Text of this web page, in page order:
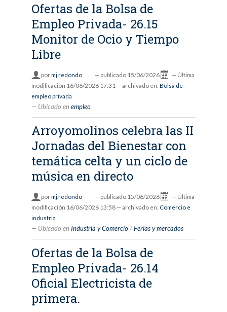
Ofertas de la Bolsa de
Empleo Privada- 26.15
Monitor de Ocio y Tiempo
Libre
pormj.redondo — publicado 15/06/2026 — Última
modificación 16/06/2026 17:31 — archivado en: Bolsa de
empleo privada
Ubicado en empleo
Arroyomolinos celebra las II
Jornadas del Bienestar con
temática celta y un ciclo de
música en directo
pormj.redondo — publicado 15/06/2026 — Última
modificación 16/06/2026 13:58 — archivado en: Comercio e
industria
Ubicado en Industria y Comercio /Ferias y mercados
Ofertas de la Bolsa de
Empleo Privada- 26.14
Oficial Electricista de
primera.